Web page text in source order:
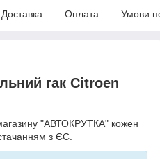
Доставка Оплата Умови
гак Citroen
"АВТОКРУТКА" кожен
з ЄС.